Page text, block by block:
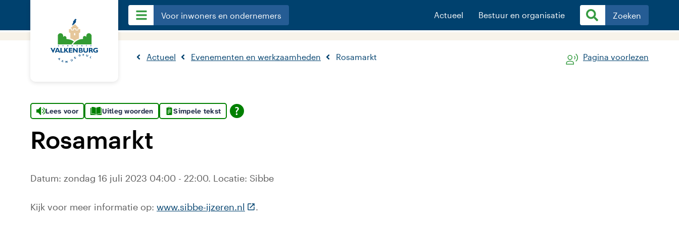
Voor inwoners en ondernemers Actueel Bestuur en organisatie Zoeken
Actueel Evenementen en werkzaamheden Rosamarkt Pagina voorlezen
Lees voor Uitleg woorden Simpele tekst
Rosamarkt
Datum: zondag 16 juli 2023 04:00 - 22:00. Locatie: Sibbe
Kijk voor meer informatie op: www.sibbe-ijzeren.nl (Deze link gaat naar een externe website)
.